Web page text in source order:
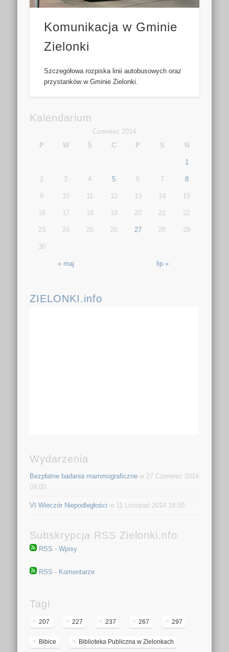
Komunikacja w Gminie
Zielonki
Szczegółowa rozpiska linii autobusowych oraz
przystanków w Gminie Zielonki.
Kalendarium
Czerwiec 2014
P
W Ś C P S N
« maj lip »
1
2 3 4 5 6 7 8
9 10 11 12 13 14 15
16 17 18 19 20 21 22
23 24 25 26 27 28 29
30
ZIELONKI.info
Wydarzenia
Bezpłatne badania mammograficzne w 27 Czerwiec 2014
09:00
VI Wieczór Niepodległości w 11 Listopad 2014 18:00
Subskrypcja RSS Zielonki.nfo
RSS - Wpisy
RSS - Komentarze
Tagi
207 227 237 267 297
Bibice Biblioteka Publiczna w Zielonkach